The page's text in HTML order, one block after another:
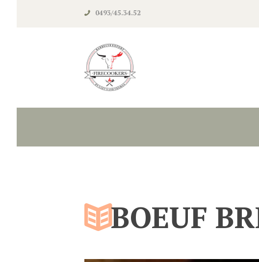
0493/45.34.52‬
BOEUF